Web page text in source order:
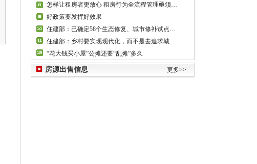
怎样让租房者更放心 租房行为全流程管理亟须完善
好政策要发挥好效果
住建部：已确定58个生态修复、城市修补试点城市
住建部：乡村要实现现代化，而不是去追求城市化
“花大钱买小屋”公摊还要“乱摊”多久
房源出售信息 更多>>